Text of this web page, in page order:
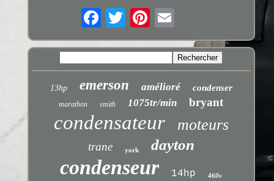
13hp emerson amélioré condenser
marathon smith 1075tr/min bryant
condensateur moteurs
trane york dayton
condenseur 14hp 460v